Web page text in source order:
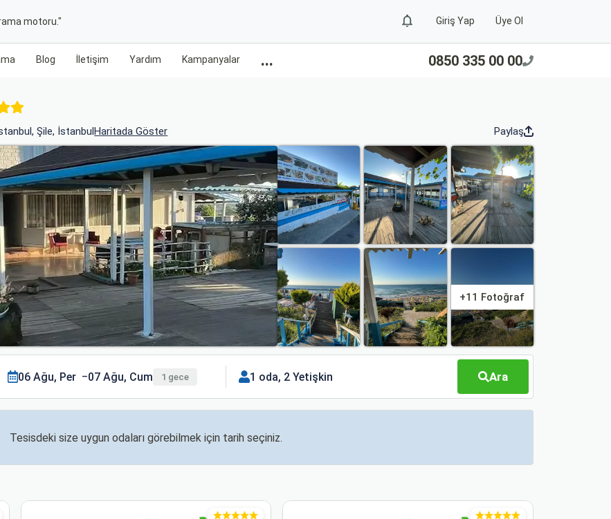
motoru." Giriş Yap Üye Ol
Blog İletişim Yardım Kampanyalar ... 0850 335 00 00
Şile, İstanbulHaritada Göster Paylaş
+11 Fotoğraf
06 Ağu, Per 07 Ağu, Cum 1 gece 1 oda, 2 Yetişkin Ara
Tesisdeki size uygun odaları görebilmek için tarih seçiniz.